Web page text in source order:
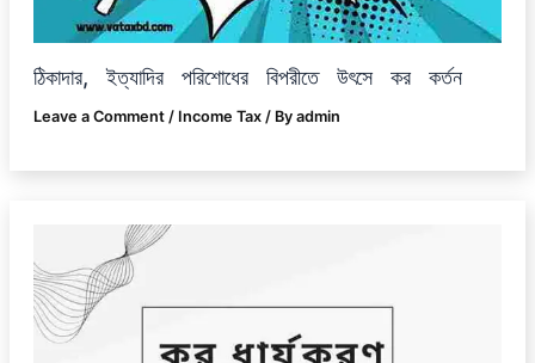
ঠিকাদার, ইত্যাদির পরিশোধের বিপরীতে উৎসে কর কর্তন
Leave a Comment / Income Tax/ By admin